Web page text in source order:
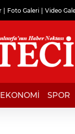
Foto Galeri Video
EKONOMİ SPOR